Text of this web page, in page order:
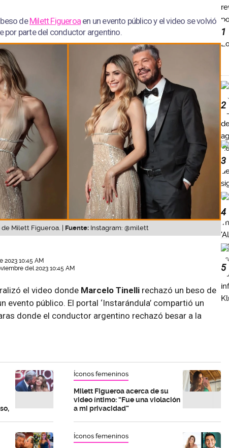
deMilett Figueroa en un evento público y el video se volvió
por parte del conductor argentino.
Milett Figueroa. | Fuente: Instagram: @milett
2023 10:45 AM
del 2023 10:45 AM
el video donde Marcelo Tinelli rechazó un beso de
evento público. El portal ‘Instarándula’ compartió un
donde el conductor argentino rechazó besar a la
Íconos femeninos
Milett Figueroa acerca de su
video íntimo: “Fue una violación
a mi privacidad”
Íconos femeninos
1
2
3
4
5